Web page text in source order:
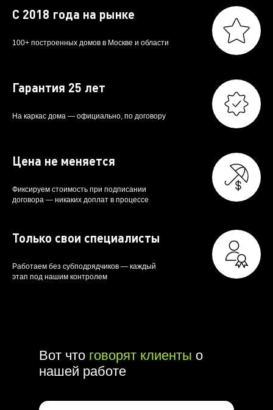
9 557 052 ₽
9 893 910 ₽
Сапфир 9 059 700 ₽
Танзанит 7 301 580 ₽
Турмалин 9 029 800 ₽
Цитрин 5 431 036 ₽
11 024 130 ₽
Яшма
С 2018 года на рынке
100+ построенных домов в Москве и области
Гарантия 25 лет
На каркас дома — официально, по договору
Цена не меняется
Фиксируем стоимость при подписании
договора — никаких доплат в процессе
Только свои специалисты
Работаем без субподрядчиков — каждый
этап под нашим контролем
Вот что говорят клиенты о
нашей работе